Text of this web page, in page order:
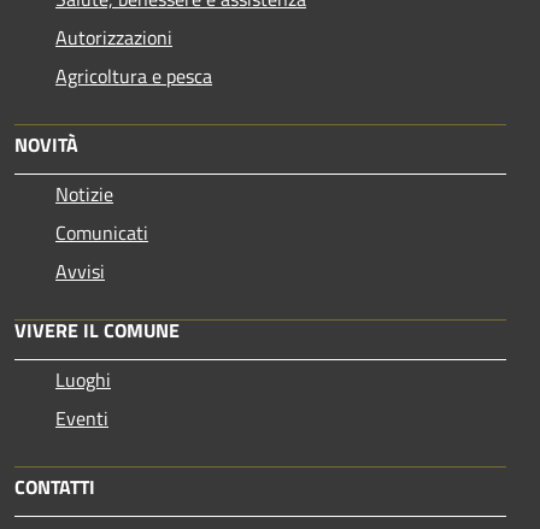
Autorizzazioni
Agricoltura e pesca
NOVITÀ
Notizie
Comunicati
Avvisi
VIVERE IL COMUNE
Luoghi
Eventi
CONTATTI